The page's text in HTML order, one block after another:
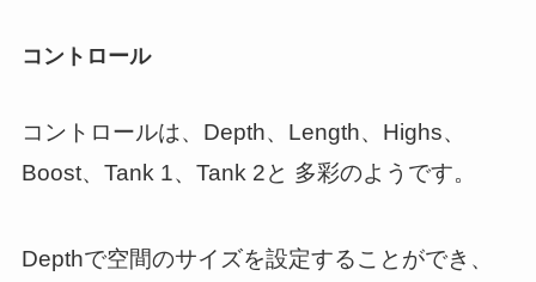
コントロール
コントロールは、Depth、Length、Highs、
Boost、Tank 1、Tank 2と 多彩のようです。
Depthで空間のサイズを設定することができ、